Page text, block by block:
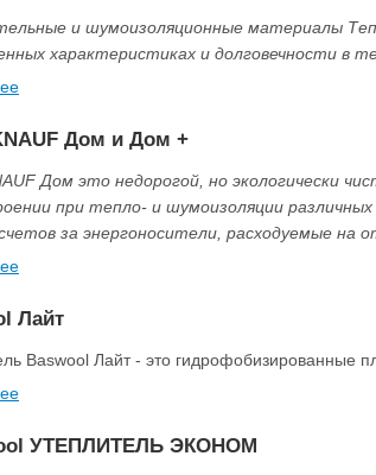
и шумоизоляционные материалы
характеристиках и долговечности в
Дом и Дом +
Дом это недорогой, но экологически
при тепло- и шумоизоляции
за энергоносители, расходуемые на
Лайт
Baswool Лайт - это гидрофобизированные
УТЕПЛИТЕЛЬ ЭКОНОМ